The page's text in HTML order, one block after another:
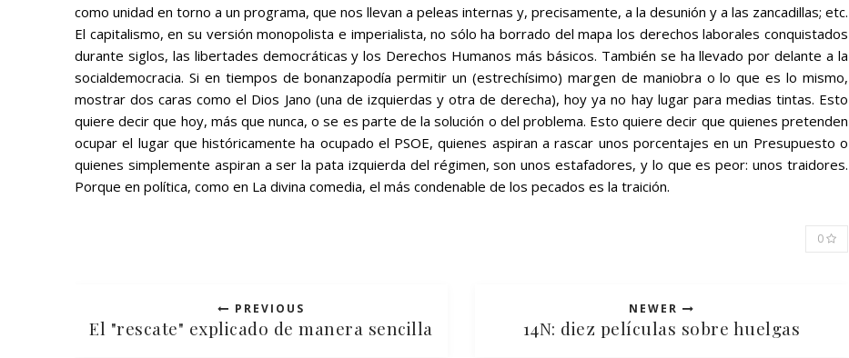
como unidad en torno a un programa, que nos llevan a peleas internas y, precisamente, a la desunión y a las zancadillas; etc.
El capitalismo, en su versión monopolista e imperialista, no sólo ha borrado del mapa los derechos laborales conquistados
durante siglos, las libertades democráticas y los Derechos Humanos más básicos. También se ha llevado por delante a la
socialdemocracia. Si en tiempos debonanzapodía permitir un (estrechísimo) margen de maniobra o lo que es lo mismo,
mostrar dos caras como el Dios Jano (una de izquierdas y otra de derecha), hoy ya no hay lugar para medias tintas. Esto
quiere decir que hoy, más que nunca,o se es parte de la solución o del problema. Esto quiere decir que quienes pretenden
ocupar el lugar que históricamente ha ocupado el PSOE, quienes aspiran a rascar unos porcentajes en un Presupuesto o
quienes simplemente aspiran a ser lapata izquierda del régimen, son unos estafadores, y lo que es peor: unos traidores.
Porque en política, como en La divina comedia, el más condenable de los pecados es la traición.
0
PREVIOUS
El "rescate" explicado de manera sencilla
NEWER
14N: diez películas sobre huelgas